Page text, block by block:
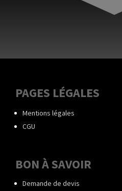
PAGES LÉGALES
Mentions légales
CGU
BON À SAVOIR
Demande de devis